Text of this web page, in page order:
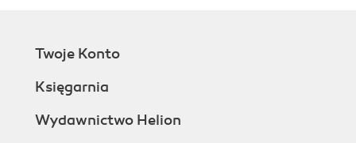
Twoje Konto
Księgarnia
Wydawnictwo Helion